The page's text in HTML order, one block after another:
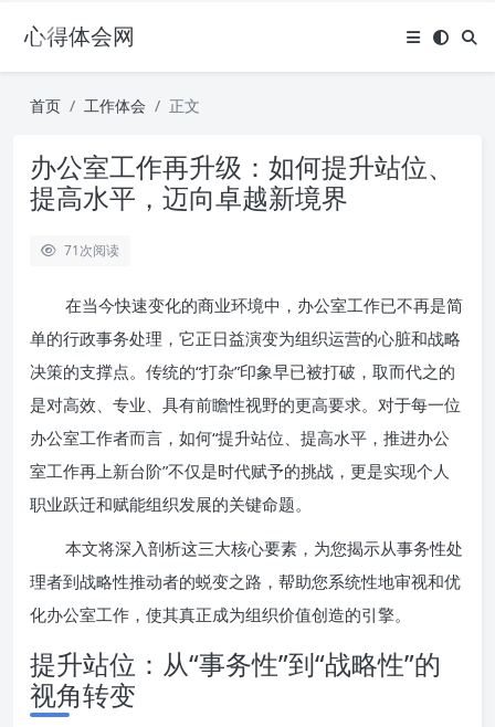
心得体会网
首页 工作体会 正文
办公室工作再升级：如何提升站位、
提高水平，迈向卓越新境界
71次阅读
在当今快速变化的商业环境中，办公室工作已不再是简
单的行政事务处理，它正日益演变为组织运营的心脏和战略
决策的支撑点。传统的“打杂”印象早已被打破，取而代之的
是对高效、专业、具有前瞻性视野的更高要求。对于每一位
办公室工作者而言，如何“提升站位、提高水平，推进办公
室工作再上新台阶”不仅是时代赋予的挑战，更是实现个人
职业跃迁和赋能组织发展的关键命题。
本文将深入剖析这三大核心要素，为您揭示从事务性处
理者到战略性推动者的蜕变之路，帮助您系统性地审视和优
化办公室工作，使其真正成为组织价值创造的引擎。
提升站位：从“事务性”到“战略性”的
视角转变